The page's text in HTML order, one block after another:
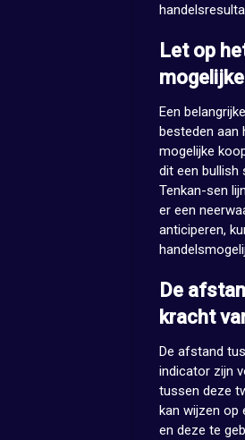
Let op
Een
besteden aan
mogelijke
dit een bullish
Tenkan-sen
er een
anticiperen,
De
kracht
De afstand
indicator zijn
tussen deze
kan wijzen op
en deze te